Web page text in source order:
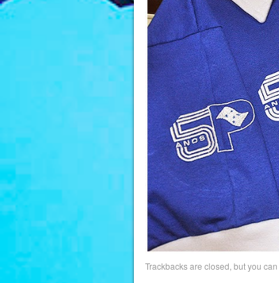
Trackbacks are closed, but you can